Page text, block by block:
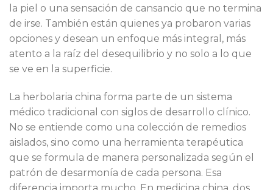
la piel o una sensación de cansancio que no termina
de irse. También están quienes ya probaron varias
opciones y desean un enfoque más integral, más
atento a la raíz del desequilibrio y no solo a lo que
se ve en la superficie.
La herbolaria china forma parte de un sistema
médico tradicional con siglos de desarrollo clínico.
No se entiende como una colección de remedios
aislados, sino como una herramienta terapéutica
que se formula de manera personalizada según el
patrón de desarmonía de cada persona. Esa